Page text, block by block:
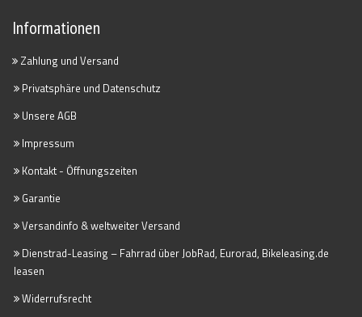
Informationen
Zahlung und Versand
Privatsphäre und Datenschutz
Unsere AGB
Impressum
Kontakt - Öffnungszeiten
Garantie
Versandinfo & weltweiter Versand
Dienstrad-Leasing – Fahrrad über JobRad, Eurorad, Bikeleasing.de
leasen
Widerrufsrecht